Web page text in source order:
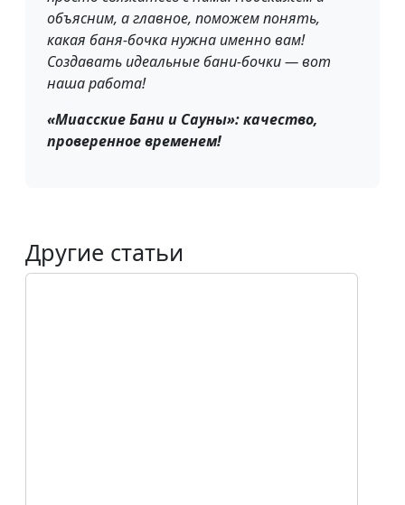
объясним, а главное, поможем понять,
какая баня-бочка нужна именно вам!
Создавать идеальные бани-бочки — вот
наша работа!
«Миасские Бани и Сауны»: качество,
проверенное временем!
Другие статьи